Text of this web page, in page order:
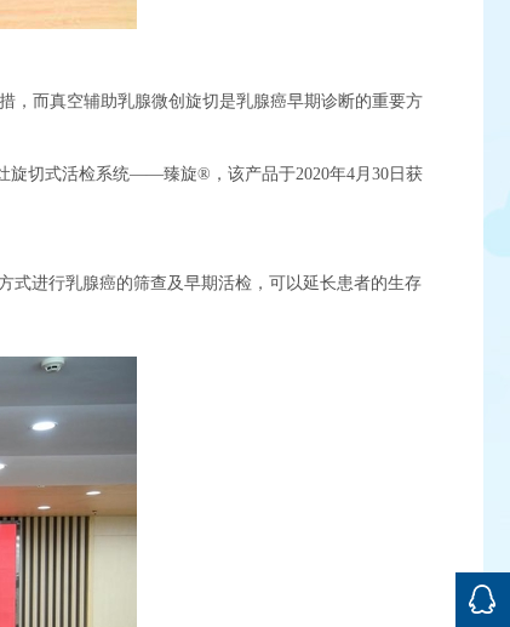
，而真空辅助乳腺微创旋切是乳腺癌早期诊断的重要方
旋切式活检系统——臻旋®，该产品于2020年4月30日获
式进行乳腺癌的筛查及早期活检，可以延长患者的生存